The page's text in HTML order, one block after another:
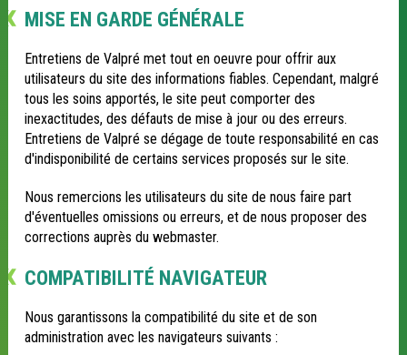
MISE EN GARDE GÉNÉRALE
Entretiens de Valpré met tout en oeuvre pour offrir aux
utilisateurs du site des informations fiables. Cependant, malgré
tous les soins apportés, le site peut comporter des
inexactitudes, des défauts de mise à jour ou des erreurs.
Entretiens de Valpré se dégage de toute responsabilité en cas
d'indisponibilité de certains services proposés sur le site.
Nous remercions les utilisateurs du site de nous faire part
d'éventuelles omissions ou erreurs, et de nous proposer des
corrections auprès du webmaster.
COMPATIBILITÉ NAVIGATEUR
Nous garantissons la compatibilité du site et de son
administration avec les navigateurs suivants :